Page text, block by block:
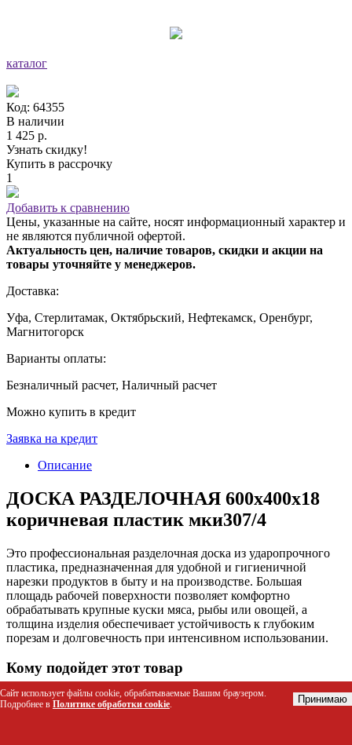
каталог
Код: 64355
В наличии
1 425 р.
Узнать скидку!
Купить в рассрочку
1
Добавить к сравнению
Цены, указанные на сайте, носят информационный характер и
не являются публичной офертой.
Актуальность цен, наличие товаров, скидки и акции на
товары уточняйте у менеджеров.
Доставка:
Уфа, Стерлитамак, Октябрьский, Нефтекамск, Оренбург,
Магнитогорск
Варианты оплаты:
Безналичный расчет, Наличный расчет
Можно купить в кредит
Заявка на кредит
Описание
ДОСКА РАЗДЕЛОЧНАЯ 600х400х18
коричневая пластик мки307/4
Это профессиональная разделочная доска из ударопрочного
пластика, предназначенная для удобной и гигиеничной
нарезки продуктов в быту и на производстве. Большая
площадь рабочей поверхности позволяет комфортно
обрабатывать крупные куски мяса, рыбы или овощей, а
толщина изделия обеспечивает устойчивость к глубоким
порезам и долговечность при интенсивном использовании.
Кому подойдет этот товар
Поварам и поварам-универсалам в ресторанах, кафе и
столовых для ежедневной нарезки ингредиентов.
Сайт использует файлы cookie, обрабатываемые Вашим браузером.
Подробнее в Политике обработки cookie. Принимаю